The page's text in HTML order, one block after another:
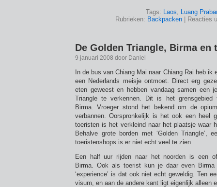
Tags: Laos, Luang
Rubrieken: Backpacken Reacties
De Golden Triangle, Birma en
9 januari 2008 door Daniel
In de bus van Chiang Mai naar Chiang Rai heb ik
een Nederlands meisje ontmoet. Direct erg
eten geweest en hebben vandaag samen een
Triangle te verkennen. Dit is het grensgebied
Birma. Vroeger stond het bekend om de
verbannen. Oorspronkelijk is het ook een heel
toeristen is het verkleind naar het plaatsje waar
Behalve grote borden met ‘Golden Triangle’,
toeristenshops is er niet echt veel te zien.
Een half uur rijden naar het noorden is een
Birma. Ook als toerist kun je daar even
‘experience’ is dat ook niet echt geweldig. Ten
visum, en aan de andere kant ligt eigenlijk alleen